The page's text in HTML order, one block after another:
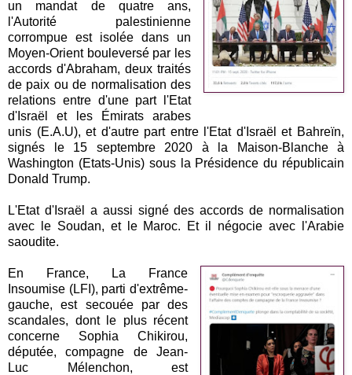
un mandat de quatre ans,
l'Autorité palestinienne
corrompue est isolée dans un
Moyen-Orient bouleversé par les
accords d'Abraham, deux traités
de paix ou de normalisation des
relations entre d'une part l'Etat
d'Israël et les Émirats arabes
unis (E.A.U), et d'autre part entre l'Etat d'Israël et Bahreïn,
signés le 15 septembre 2020 à la Maison-Blanche à
Washington (Etats-Unis) sous la Présidence du républicain
Donald Trump.
L'Etat d'Israël a aussi signé des accords de normalisation
avec le Soudan, et le Maroc. Et il négocie avec l'Arabie
saoudite.
En France, La France
Insoumise (LFI), parti d'extrême-
gauche, est secouée par des
scandales, dont le plus récent
concerne Sophia Chikirou,
députée, compagne de Jean-
Luc Mélenchon, est